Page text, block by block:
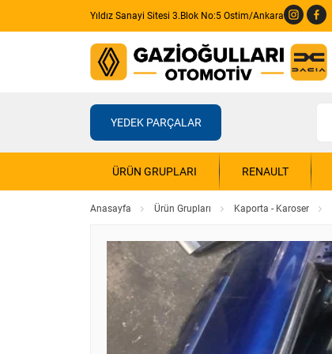
Yıldız Sanayi Sitesi 3.Blok No:5 Ostim/Ankara
YEDEK PARÇALAR
ÜRÜN GRUPLARI RENAULT
Anasayfa Ürün Grupları Kaporta - Karoser